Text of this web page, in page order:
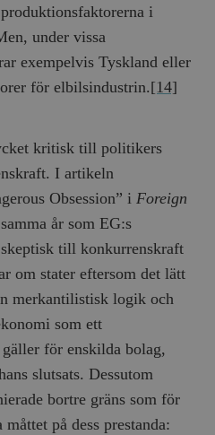
i
under vissa
exempelvis Tyskland eller
för elbilsindustrin.[14]
kritisk till politikers
I artikeln
Obsession” iForeign
år som EG:s
till konkurrenskraft
om stater eftersom det lätt
merkantilistisk logik och
som ett
för enskilda bolag,
slutsats. Dessutom
bortre gräns som för
på dess prestanda: